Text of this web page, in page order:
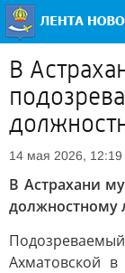
В
14 мая 2026, 12:19
В Астрахани
должностному
Ахматовской